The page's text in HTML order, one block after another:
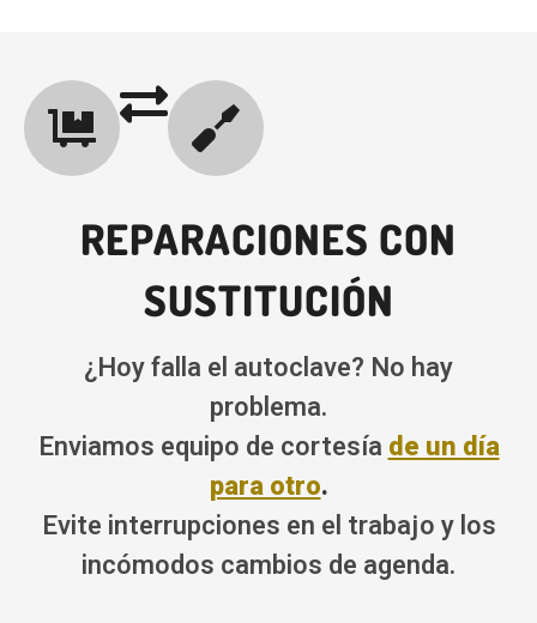
REPARACIONES CON
SUSTITUCIÓN
¿Hoy falla el autoclave? No hay
problema.
Enviamos equipo de cortesíade un día
para otro.
Evite interrupciones en el trabajo y los
incómodos cambios de agenda.